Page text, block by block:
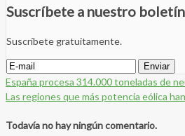
Suscríbete a nuestro
Suscríbete gratuitamente.
España procesa 314.000 toneladas de
Las regiones que más potencia eólica
Todavía no hay ningún comentario.